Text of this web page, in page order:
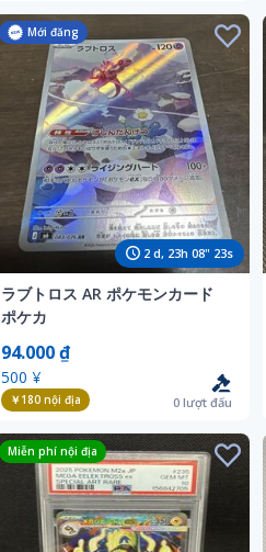
2 d, 23h08" 21s
Mới đăng
ラブトロス AR ポケモンカード
ポケカ
94.000 ₫
500 ¥
￥180nội địa 0 lượt đấu
Miễn phí nội địa